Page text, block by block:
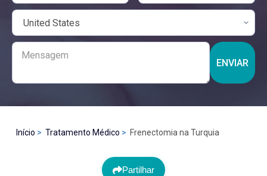
ENVIAR
Início Tratamento Médico Frenectomia na Turquia
Partilhar